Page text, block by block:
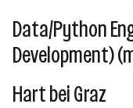
Data/Python
Development)
Hart bei Graz